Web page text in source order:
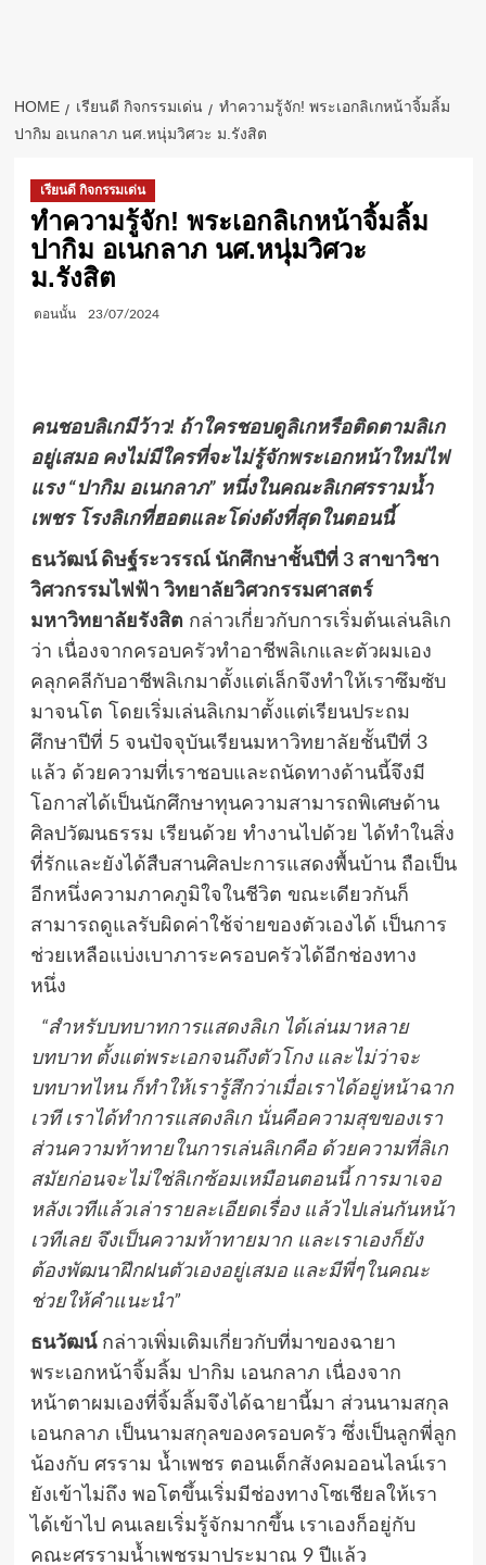
HOME เรียนดี กิจกรรมเด่น
ทำความรู้จัก! พระเอกลิเกหน้าจิ้มลิ้ม
ปากิม อเนกลาภ นศ.หนุ่มวิศวะ ม.รังสิต
เรียนดี กิจกรรมเด่น
ทำความรู้จัก! พระเอกลิเกหน้าจิ้มลิ้ม
ปากิม อเนกลาภ นศ.หนุ่มวิศวะ
ม.รังสิต
ตอนนั้น 23/07/2024
คนชอบลิเกมีว้าว! ถ้าใครชอบดูลิเกหรือติดตามลิเก
อยู่เสมอ คงไม่มีใครที่จะไม่รู้จักพระเอกหน้าใหม่ไฟ
แรง“ ปากิม อเนกลาภ” หนึ่งในคณะลิเกศรรามน้ำ
เพชร โรงลิเกที่ฮอตและโด่งดังที่สุดในตอนนี้
ธนวัฒน์ ดิษฐ์ระวรรณ์ นักศึกษาชั้นปีที่3 สาขาวิชา
วิศวกรรมไฟฟ้า วิทยาลัยวิศวกรรมศาสตร์
มหาวิทยาลัยรังสิตกล่าวเกี่ยวกับการเริ่มต้นเล่นลิเก
ว่า เนื่องจากครอบครัวทำอาชีพลิเกและตัวผมเอง
คลุกคลีกับอาชีพลิเกมาตั้งแต่เล็กจึงทำให้เราซึมซับ
มาจนโต โดยเริ่มเล่นลิเกมาตั้งแต่เรียนประถม
ศึกษาปีที่ 5 จนปัจจุบันเรียนมหาวิทยาลัยชั้นปีที่ 3
แล้ว ด้วยความที่เราชอบและถนัดทางด้านนี้จึงมี
โอกาสได้เป็นนักศึกษาทุนความสามารถพิเศษด้าน
ศิลปวัฒนธรรม เรียนด้วย ทำงานไปด้วย ได้ทำในสิ่ง
ที่รักและยังได้สืบสานศิลปะการแสดงพื้นบ้าน ถือเป็น
อีกหนึ่งความภาคภูมิใจในชีวิต ขณะเดียวกันก็
สามารถดูแลรับผิดค่าใช้จ่ายของตัวเองได้ เป็นการ
ช่วยเหลือแบ่งเบาภาระครอบครัวได้อีกช่องทาง
หนึ่ง
“สำหรับบทบาทการแสดงลิเก ได้เล่นมาหลาย
บทบาท ตั้งแต่พระเอกจนถึงตัวโกง และไม่ว่าจะ
บทบาทไหน ก็ทำให้เรารู้สึกว่าเมื่อเราได้อยู่หน้าฉาก
เวที เราได้ทำการแสดงลิเก นั่นคือความสุขของเรา
ส่วนความท้าทายในการเล่นลิเกคือ ด้วยความที่ลิเก
สมัยก่อนจะไม่ใช่ลิเกซ้อมเหมือนตอนนี้ การมาเจอ
หลังเวทีแล้วเล่ารายละเอียดเรื่อง แล้วไปเล่นกันหน้า
เวทีเลย จึงเป็นความท้าทายมาก และเราเองก็ยัง
ต้องพัฒนาฝึกฝนตัวเองอยู่เสมอ และมีพี่ๆในคณะ
ช่วยให้คำแนะนำ”
ธนวัฒน์ กล่าวเพิ่มเติมเกี่ยวกับที่มาของฉายา
พระเอกหน้าจิ้มลิ้ม ปากิม เอนกลาภ เนื่องจาก
หน้าตาผมเองที่จิ้มลิ้มจึงได้ฉายานี้มา ส่วนนามสกุล
เอนกลาภ เป็นนามสกุลของครอบครัว ซึ่งเป็นลูกพี่ลูก
น้องกับ ศรราม น้ำเพชร ตอนเด็กสังคมออนไลน์เรา
ยังเข้าไม่ถึง พอโตขึ้นเริ่มมีช่องทางโซเชียลให้เรา
ได้เข้าไป คนเลยเริ่มรู้จักมากขึ้น เราเองก็อยู่กับ
คณะศรรามน้ำเพชรมาประมาณ 9 ปีแล้ว